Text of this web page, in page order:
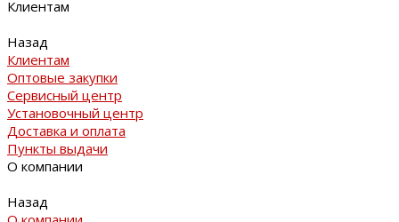
Клиентам
Назад
Клиентам
Оптовые закупки
Сервисный центр
Установочный центр
Доставка и оплата
Пункты выдачи
О компании
Назад